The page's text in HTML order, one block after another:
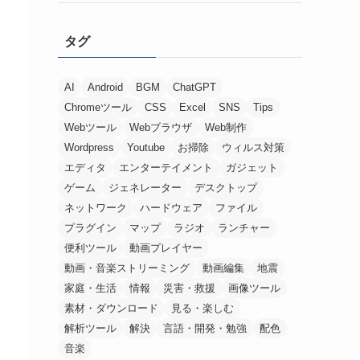
タグ
AI Android BGM
ChatGPT
Chromeツール
CSS Excel SNS
Tips
Webツール
Webブラウザ
Web制作
Wordpress
Youtube お掃除
ウィルス対策
エディタ
エンターテイメント
ガジェット
ゲーム
ジェネレーター
デスクトップ
ネットワーク
ハードウェア
ファイル
プラグイン
マップ ラジオ
ランチャー
便利ツール
動画プレイヤー
動画・音楽ストリーミング
動画編集
地震
家庭・生活
情報 災害・救援
画像ツール
素材・ダウンロード
見る・楽しむ
解析ツール
解決 言語・開発・勉強
配色
音楽